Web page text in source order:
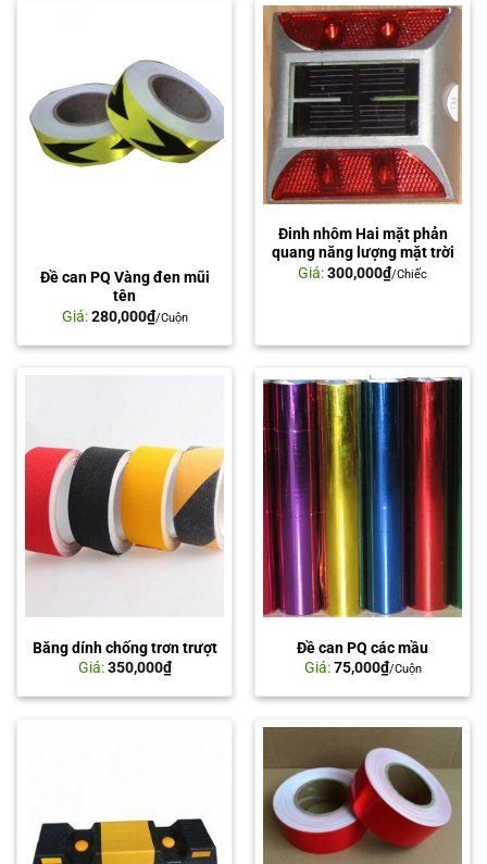
Đề can PQ Vàng đen mũi
tên
Giá:280,000₫/Cuộn
Đinh nhôm Hai mặt phản
quang năng lượng mặt trời
Giá:300,000₫/Chiếc
Băng dính chống trơn trượt
Giá:350,000₫
Đề can PQ các mầu
Giá:75,000₫/Cuộn